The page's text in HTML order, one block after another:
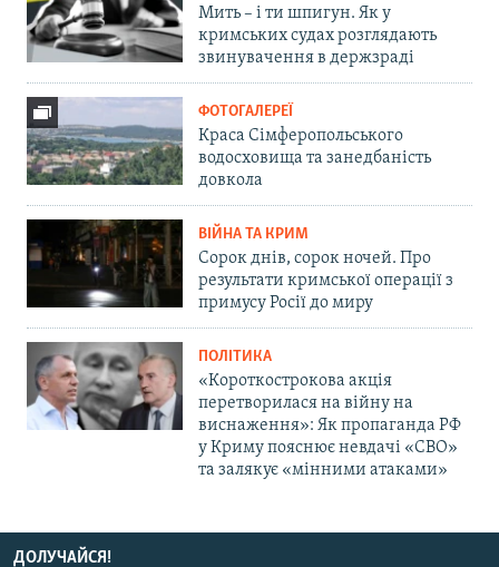
Мить – і ти шпигун. Як у
кримських судах розглядають
звинувачення в держзраді
ФОТОГАЛЕРЕЇ
Краса Сімферопольського
водосховища та занедбаність
довкола
ВІЙНА ТА КРИМ
Сорок днів, сорок ночей. Про
результати кримської операції з
примусу Росії до миру
ПОЛІТИКА
«Короткострокова акція
перетворилася на війну на
виснаження»: Як пропаганда РФ
у Криму пояснює невдачі «СВО»
та залякує «мінними атаками»
ДОЛУЧАЙСЯ!